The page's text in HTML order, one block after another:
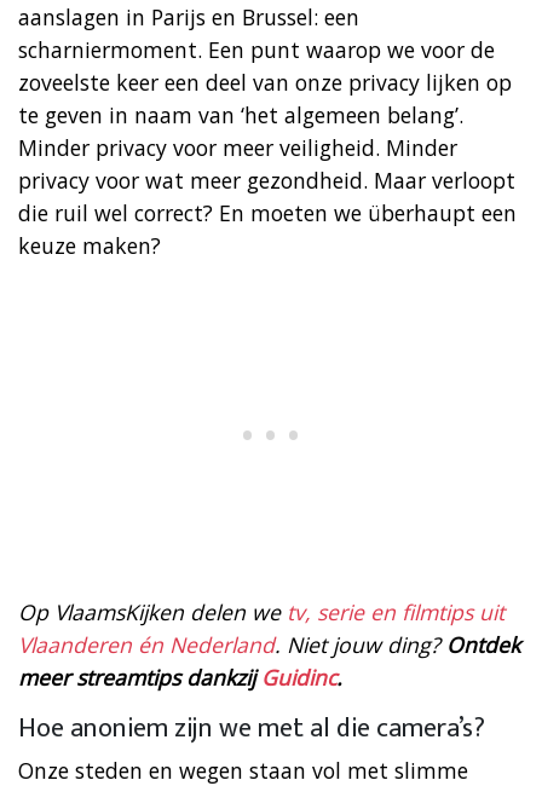
aanslagen in Parijs en Brussel: een
scharniermoment. Een punt waarop we voor de
zoveelste keer een deel van onze privacy lijken op
te geven in naam van ‘het algemeen belang’.
Minder privacy voor meer veiligheid. Minder
privacy voor wat meer gezondheid. Maar verloopt
die ruil wel correct? En moeten we überhaupt een
keuze maken?
Op VlaamsKijken delen we tv, serie en filmtips uit
Vlaanderen én Nederland. Niet jouw ding? Ontdek
meer streamtips dankzijGuidinc.
Hoe anoniem zijn we met al die camera’s?
Onze steden en wegen staan vol met slimme